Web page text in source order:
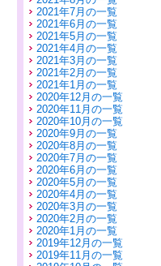
2021年7月の一覧
2021年6月の一覧
2021年5月の一覧
2021年4月の一覧
2021年3月の一覧
2021年2月の一覧
2021年1月の一覧
2020年12月の一覧
2020年11月の一覧
2020年10月の一覧
2020年9月の一覧
2020年8月の一覧
2020年7月の一覧
2020年6月の一覧
2020年5月の一覧
2020年4月の一覧
2020年3月の一覧
2020年2月の一覧
2020年1月の一覧
2019年12月の一覧
2019年11月の一覧